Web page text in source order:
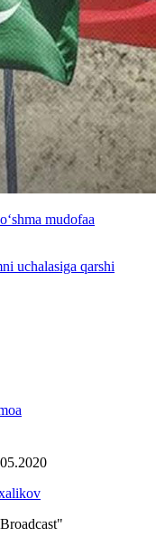
mudofaa
uchalasiga qarshi